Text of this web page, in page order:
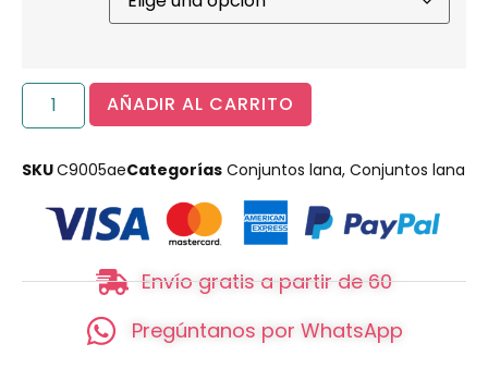
AÑADIR AL CARRITO
SKUC9005aeCategorías Conjuntos lana, Conjuntos lana
Envío gratis a partir de 60
Pregúntanos por WhatsApp